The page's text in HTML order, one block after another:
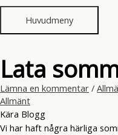
Huvudmeny
Lata
Lämna en kommentar /
Allmänt
Kära Blogg
Vi har haft några härliga